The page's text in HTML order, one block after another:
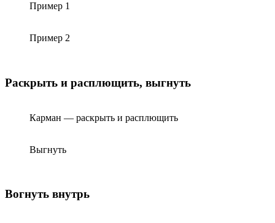
Пример 1
Пример 2
Раскрыть и расплющить, выгнуть
Карман — раскрыть и расплющить
Выгнуть
Вогнуть внутрь